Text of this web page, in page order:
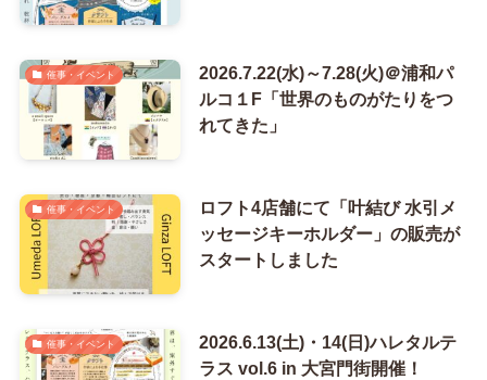
催事・イベント
2026.7.22(水)～7.28(火)＠浦和パ
ルコ１F「世界のものがたりをつ
れてきた」
催事・イベント
ロフト4店舗にて「叶結び 水引メ
ッセージキーホルダー」の販売が
スタートしました
催事・イベント
2026.6.13(土)・14(日)ハレタルテ
ラス vol.6 in 大宮門街開催！